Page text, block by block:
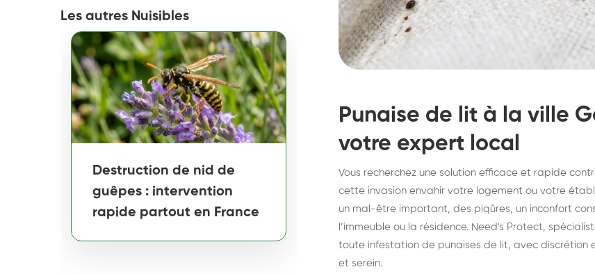
Les autres Nuisibles
Destruction de nid de
guêpes : intervention
rapide partout en France
Destruction de nid de
frelons : intervention
rapide partout en France
Punaise de lit à la ville
votre expert local
Vous recherchez une solution efficace et rapide
cette invasion envahir votre logement ou votre
un mal-être important, des piqûres, un inconfort
l’immeuble ou la résidence. Need's Protect,
toute infestation de punaises de lit, avec discrétion
et serein.